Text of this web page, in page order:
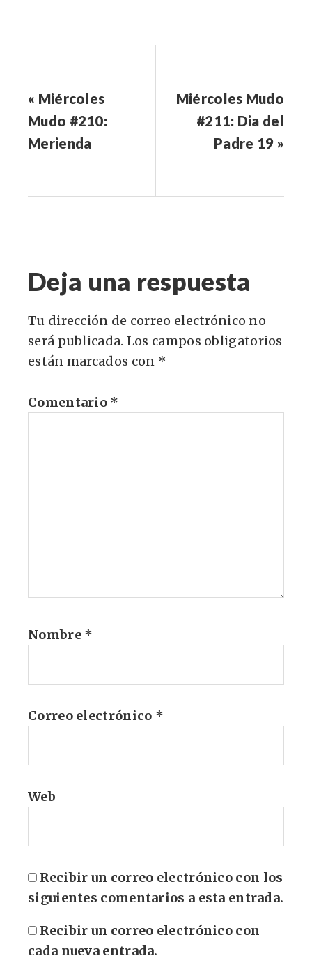
« Miércoles
Mudo #210:
Merienda
Miércoles Mudo
#211: Dia del
Padre 19 »
Deja una respuesta
Tu dirección de correo electrónico no
será publicada. Los campos obligatorios
están marcados con *
Comentario *
Nombre *
Correo electrónico *
Web
Recibir un correo electrónico con los
siguientes comentarios a esta entrada.
Recibir un correo electrónico con
cada nueva entrada.